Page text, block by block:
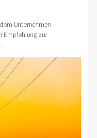
Unternehmen
Empfehlung zur